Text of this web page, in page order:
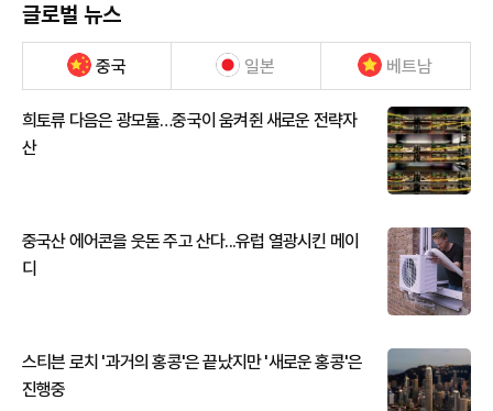
글로벌 뉴스
중국 일본 베트남
희토류 다음은 광모듈…중국이 움켜쥔 새로운 전략자
산
중국산 에어콘을 웃돈 주고 산다...유럽 열광시킨 메이
디
스티븐 로치 '과거의 홍콩'은 끝났지만 '새로운 홍콩'은
진행중